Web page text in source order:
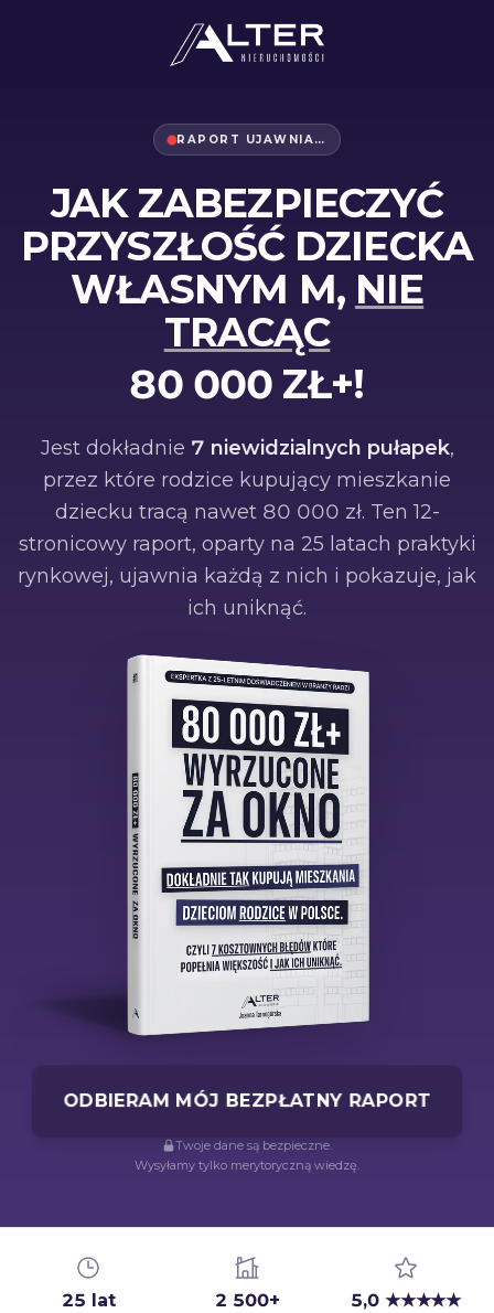
RAPORT UJAWNIA…
JAK ZABEZPIECZYĆ
PRZYSZŁOŚĆ DZIECKA
WŁASNYM M, NIE
TRACĄC
80 000 ZŁ+!
Jest dokładnie 7 niewidzialnych pułapek,
przez które rodzice kupujący mieszkanie
dziecku tracą nawet 80 000 zł. Ten 12-
stronicowy raport, oparty na 25 latach praktyki
rynkowej, ujawnia każdą z nich i pokazuje, jak
ich uniknąć.
ODBIERAM MÓJ BEZPŁATNY RAPORT
Twoje dane są bezpieczne.
Wysyłamy tylko merytoryczną wiedzę.
25 lat 2 500+ 5,0 ★★★★★